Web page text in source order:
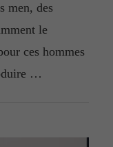
men, des
le
ces hommes
…